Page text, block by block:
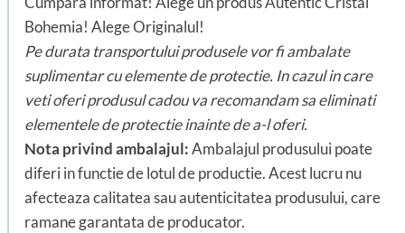
Bohemia! Alege Originalul!
Pe durata transportului produsele vor fi ambalate
suplimentar cu elemente de protectie. In cazul in care
veti oferi produsul cadou va recomandam sa eliminati
elementele de protectie inainte de a-l oferi.
Nota privind ambalajul:Ambalajul produsului poate
diferi in functie de lotul de productie. Acest lucru nu
afecteaza calitatea sau autenticitatea produsului, care
ramane garantata de producator.